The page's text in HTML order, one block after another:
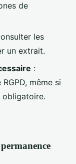
de
les
un extrait.
:
même si
obligatoire.